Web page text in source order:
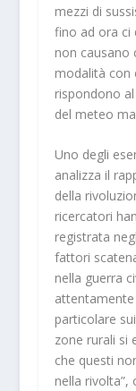
mezzi di
fino ad ora ci
non causano
modalità con
rispondono al
del meteo
Uno degli
analizza il
della
ricercatori
registrata
fattori
nella guerra
particolare
zone rurali si
che questi
nella rivolta”,